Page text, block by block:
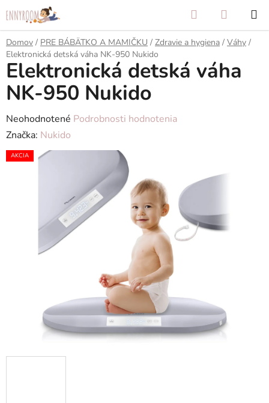
na
obsah
Hľadať
KOŠÍK
Domov / PRE BÁBÄTKO A MAMIČKU / Zdravie a hygiena / Váhy /
Elektronická detská váha NK-950 Nukido
Elektronická detská váha
NK-950 Nukido
Priemerné
hodnotenie
produktu
hviezdičiek.
Neohodnotené Podrobnosti hodnotenia
Značka: Nukido
AKCIA